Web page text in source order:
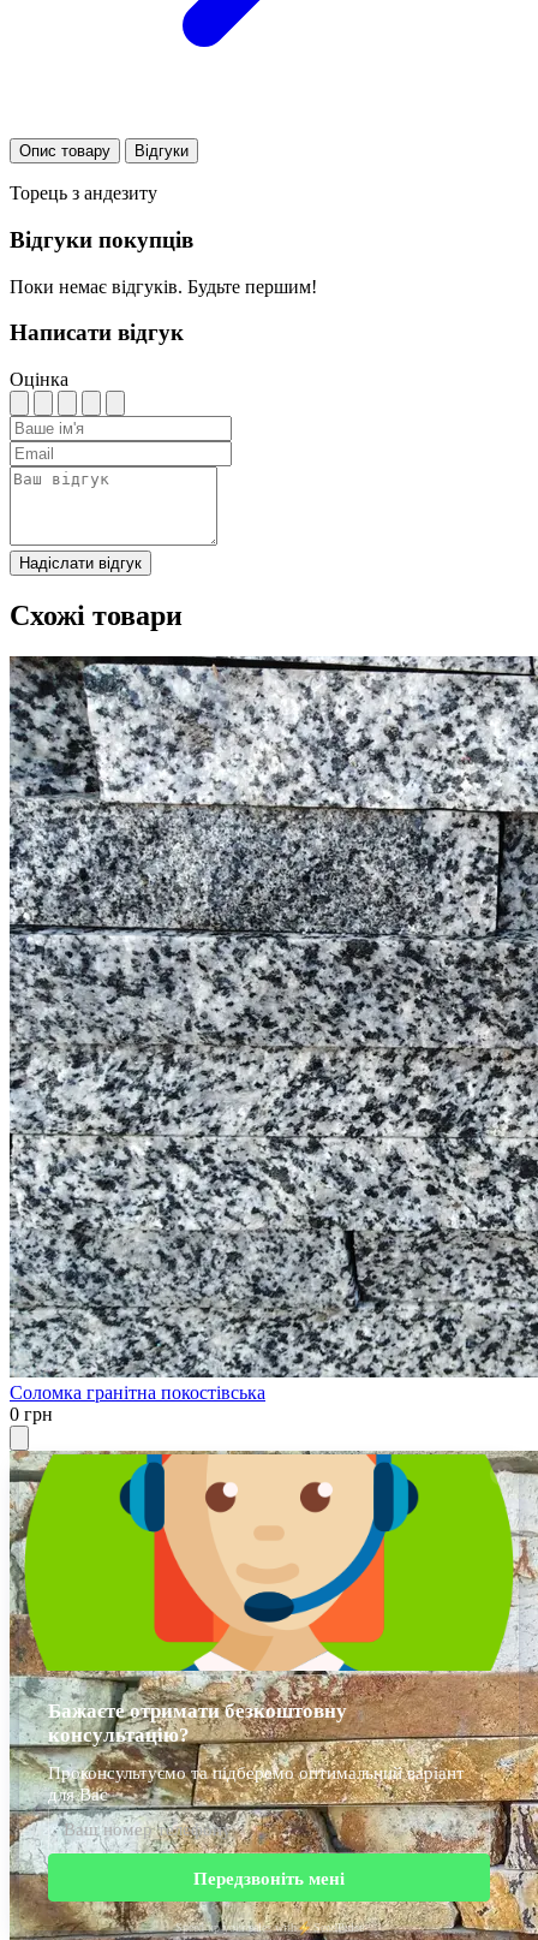
Опис товару Відгуки
Торець з андезиту
Відгуки покупців
Поки немає відгуків. Будьте першим!
Написати відгук
Оцінка
Надіслати відгук
Схожі товари
Соломка гранітна покостівська
0 грн